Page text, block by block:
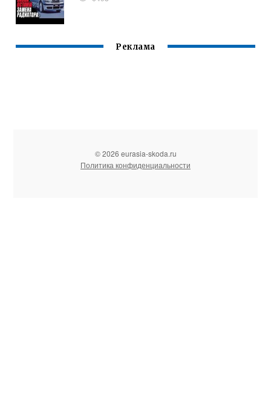
Реклама
© 2026 eurasia-skoda.ru
Политика конфиденциальности